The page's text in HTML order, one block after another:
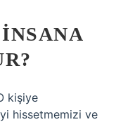
kişiye
hissetmemizi ve